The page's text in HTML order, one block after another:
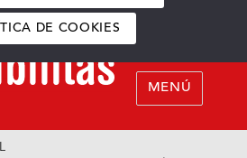
DE COOKIES
MENÚ